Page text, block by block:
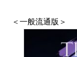
＜一般流通版＞